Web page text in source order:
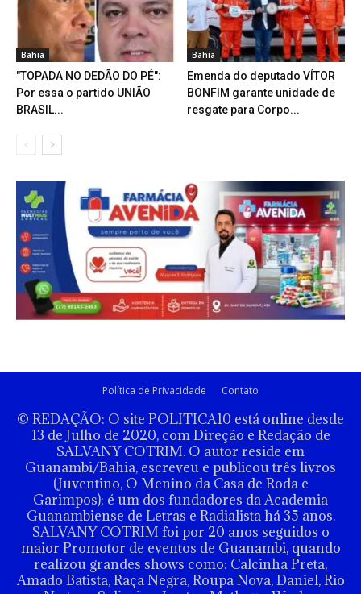
Bahia
"TOPADA NO DEDÃO DO PÉ":
Por essa o partido UNIÃO
BRASIL...
Bahia
Emenda do deputado VÍTOR
BONFIM garante unidade de
resgate para Corpo...
Política de Privacidade Contato
© REDAÇÃO: O site POLITICA10 está online desde
13 de Julho de 2020, com Direção e Redação de
SALVANY COTRIM. O autor reside em
Guanambi/Bahia, escreveu e publicou três livros
(Juventino, O Menino da Casa de Roda e
Garimpos); é um dos fundadores da Academia
Guanambiense de Letras e Radialista há 35 anos.
SALVANY COTRIM foi por 20 anos seguidos o
maior Promotor de eventos de Guanambi, quando
realizou grandes shows como: Calcinha Preta,
Amado Batista, Raça Negra, Roupa Nova, Daniel, Rio